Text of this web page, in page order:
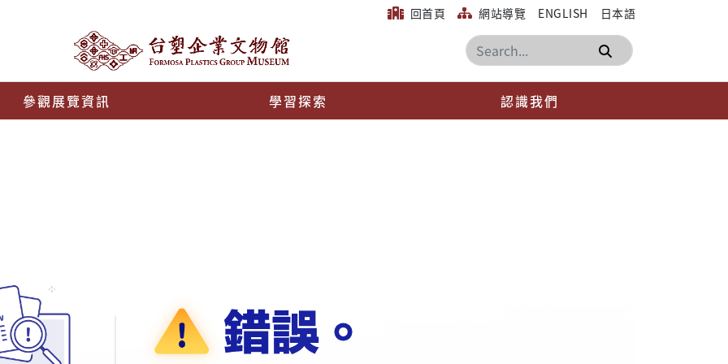
回首頁 網站導覽 ENGLISH 日本語
搜尋
參觀展覽資訊 學習探索 認識我們